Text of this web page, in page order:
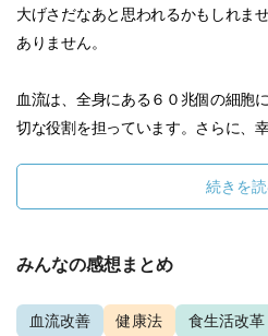
大げさだなあと思われるかもしれま
ありません。
血流は、全身にある６０兆個の細胞
切な役割を担っています。さらに、幸
続きを
みんなの感想まとめ
血流改善 健康法 食生活改革